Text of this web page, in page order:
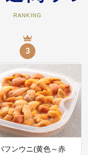
活再建できる
クト
市街地における公共施設
解決を目指
な事業
代を担う後継者育成、更
ました。
RANKING
3
フンウニ(黄色～赤